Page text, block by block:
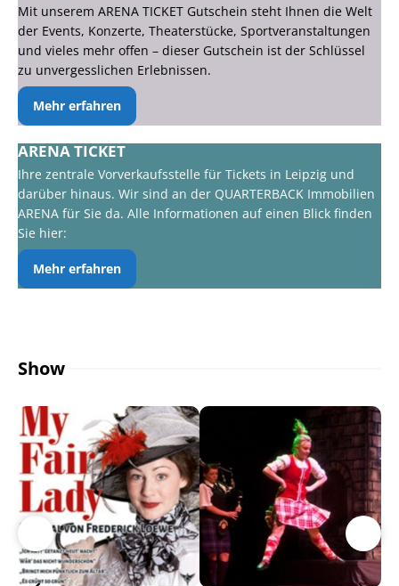
Mit unserem ARENA TICKET Gutschein steht Ihnen die Welt
der Events, Konzerte, Theaterstücke, Sportveranstaltungen
und vieles mehr offen – dieser Gutschein ist der Schlüssel
zu unvergesslichen Erlebnissen.
Mehr erfahren
ARENA TICKET
Ihre zentrale Vorverkaufsstelle für Tickets in Leipzig und
darüber hinaus. Wir sind an der QUARTERBACK Immobilien
ARENA für Sie da. Alle Informationen auf einen Blick finden
Sie hier:
Mehr erfahren
Show